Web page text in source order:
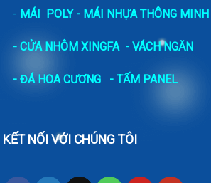
- MÁI POLY - MÁI NHỰA THÔNG MINH
- CỬA NHÔM XINGFA - VÁCH NGĂN
- ĐÁ HOA CƯƠNG - TẤM PANEL
KẾT NỐI VỚI CHÚNG TÔI